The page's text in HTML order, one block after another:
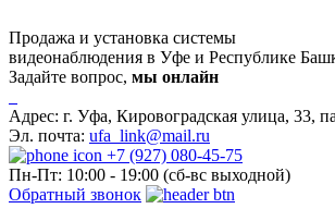
Продажа и установка системы
видеонаблюдения в Уфе и Республике
Задайте вопрос, мы онлайн
Адрес: г. Уфа, Кировоградская улица, 33,
Эл. почта: ufa_link@mail.ru
+7 (927) 080-45-75
Пн-Пт: 10:00 - 19:00 (сб-вс выходной)
Обратный звонок